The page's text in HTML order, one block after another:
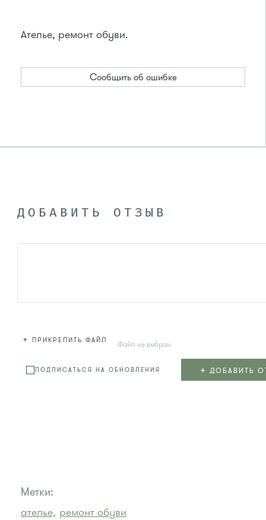
Ателье, ремонт обуви.
Сообщить об ошибке
ДОБАВИТЬ ОТЗЫВ
+ ПРИКРЕПИТЬ ФАЙЛ Файл не выбран
ПОДПИСАТЬСЯ НА ОБНОВЛЕНИЯ + ДОБАВИТЬ
Метки:
ателье, ремонт обуви